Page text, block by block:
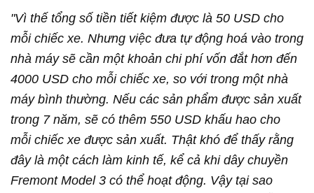
"Vì thế tổng số tiền tiết kiệm được là 50 USD cho
mỗi chiếc xe. Nhưng việc đưa tự động hoá vào trong
nhà máy sẽ cần một khoản chi phí vốn đắt hơn đến
4000 USD cho mỗi chiếc xe, so với trong một nhà
máy bình thường. Nếu các sản phẩm được sản xuất
trong 7 năm, sẽ có thêm 550 USD khấu hao cho
mỗi chiếc xe được sản xuất. Thật khó để thấy rằng
đây là một cách làm kinh tế, kể cả khi dây chuyền
Fremont Model 3 có thể hoạt động. Vậy tại sao